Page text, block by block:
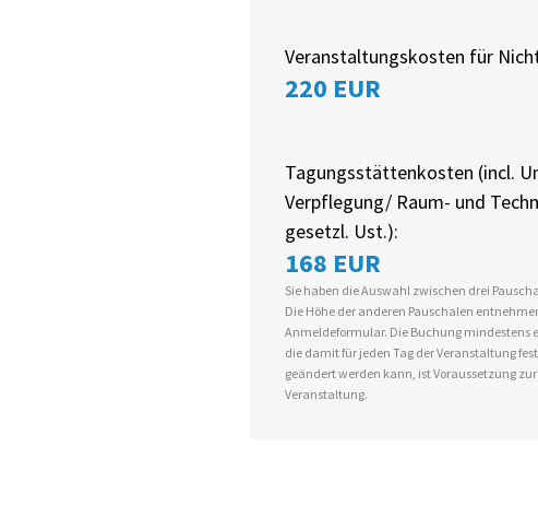
Veranstaltungskosten für
220 EUR
Tagungsstättenkosten (incl.
Verpflegung/ Raum- und
gesetzl. Ust.):
168 EUR
Sie haben die Auswahl zwischen drei
Die Höhe der anderen Pauschalen
Anmeldeformular. Die Buchung mindestens
die damit für jeden Tag der Veranstaltung
geändert werden kann, ist Voraussetzung
Veranstaltung.